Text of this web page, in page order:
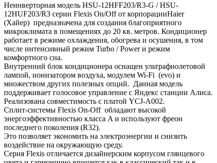
Неинверторная модель HSU-12HFF203/R3-G / HSU-
12HUF203/R3 серии Flexis On/Off от корпорацииHaier
(Хайер) предназначена для создания благоприятного
микроклимата в помещениях до 20 кв. метров. Кондиционер
работает в режиме охлаждения, обогрева и осушения, в том
числе интенсивный режим Turbo / Power и режим
комфортного сна.
Внутренний блок кондиционера оснащен ультрафиолетовой
лампой, ионизатором воздуха, модулем Wi-Fi (evo) и
множеством других полезных опций. Данная модель
поддерживает голосовое управление с Яндекс станции Алиса.
Реализована совместимость с платой YCJ-A002.
Сплит-системы Flexis On-Off обладают высокой
энергоэффективностью класса A и используют фреон
последнего поколения (R32).
Это позволяет экономить на электроэнергии и снизить
воздействие на окружающую среду.
Серия Flexis отличается дизайнерским корпусом глянцевого